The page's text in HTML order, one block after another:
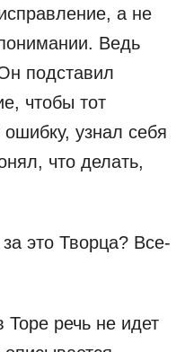
а не
Ведь
подставил
чтобы тот
узнал себя
что делать,
это Творца? Все-
речь не идет